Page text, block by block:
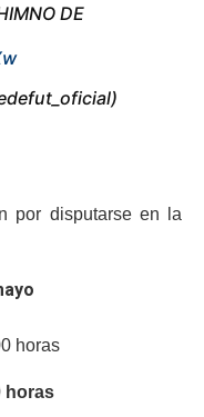
DE
por disputarse en la
horas
horas